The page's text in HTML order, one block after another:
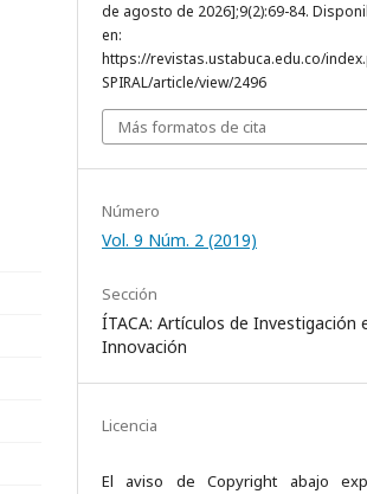
de agosto de 2026];9(2):69-84.
en:
https://revistas.ustabuca.edu.co/
SPIRAL/article/view/2496
Más formatos de cita
Número
Vol. 9 Núm. 2 (2019)
Sección
ÍTACA: Artículos de Investigación
Innovación
Licencia
El aviso de Copyright abajo